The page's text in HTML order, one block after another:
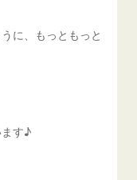
に、もっともっと
す♪